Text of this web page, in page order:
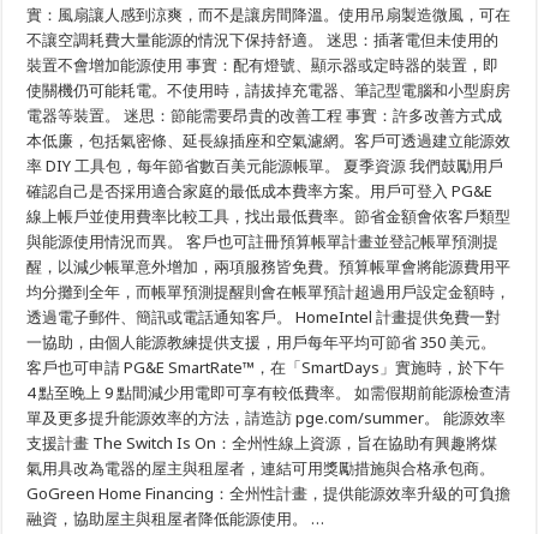
費
用
慧
工
具、
破
除
迷
的
實
用
提
示
及
助
計
畫，
可
協
庭
與
企
業
管
實：風扇讓人感到涼爽，而不是讓房間降溫。使用吊扇製造微風，可在
不讓空調耗費大量能源的情況下保持舒適。 迷思：插著電但未使用的
裝置不會增加能源使用 事實：配有燈號、顯示器或定時器的裝置，即
使關機仍可能耗電。不使用時，請拔掉充電器、筆記型電腦和小型廚房
電器等裝置。 迷思：節能需要昂貴的改善工程 事實：許多改善方式成
本低廉，包括氣密條、延長線插座和空氣濾網。客戶可透過建立能源效
率 DIY 工具包，每年節省數百美元能源帳單。 夏季資源 我們鼓勵用戶
確認自己是否採用適合家庭的最低成本費率方案。用戶可登入 PG&E
線上帳戶並使用費率比較工具，找出最低費率。節省金額會依客戶類型
與能源使用情況而異。 客戶也可註冊預算帳單計畫並登記帳單預測提
醒，以減少帳單意外增加，兩項服務皆免費。預算帳單會將能源費用平
均分攤到全年，而帳單預測提醒則會在帳單預計超過用戶設定金額時，
透過電子郵件、簡訊或電話通知客戶。 HomeIntel 計畫提供免費一對
一協助，由個人能源教練提供支援，用戶每年平均可節省 350 美元。
客戶也可申請 PG&E SmartRate™，在「SmartDays」實施時，於下午
4 點至晚上 9 點間減少用電即可享有較低費率。 如需假期前能源檢查清
單及更多提升能源效率的方法，請造訪 pge.com/summer。 能源效率
支援計畫 The Switch Is On：全州性線上資源，旨在協助有興趣將煤
氣用具改為電器的屋主與租屋者，連結可用獎勵措施與合格承包商。
GoGreen Home Financing：全州性計畫，提供能源效率升級的可負擔
融資，協助屋主與租屋者降低能源使用。 …